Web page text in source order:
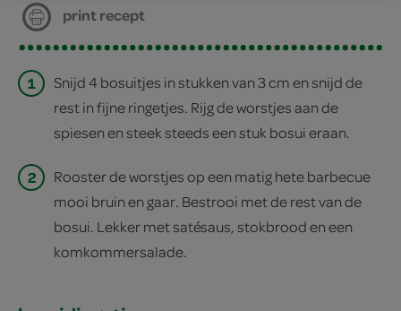
print recept
1
Snijd 4 bosuitjes in stukken van 3 cm en snijd de
rest in fijne ringetjes. Rijg de worstjes aan de
spiesen en steek steeds een stuk bosui eraan.
2
Rooster de worstjes op een matig hete barbecue
mooi bruin en gaar. Bestrooi met de rest van de
bosui. Lekker met satésaus, stokbrood en een
komkommersalade.